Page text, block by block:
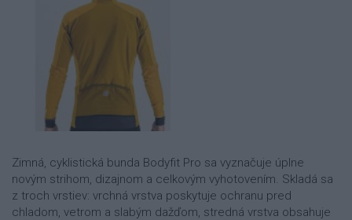
Zimná, cyklistická bunda Bodyfit Pro sa vyznačuje úplne
novým strihom, dizajnom a celkovým vyhotovením. Skladá sa
z troch vrstiev: vrchná vrstva poskytuje ochranu pred
chladom, vetrom a slabým dažďom, stredná vrstva obsahuje